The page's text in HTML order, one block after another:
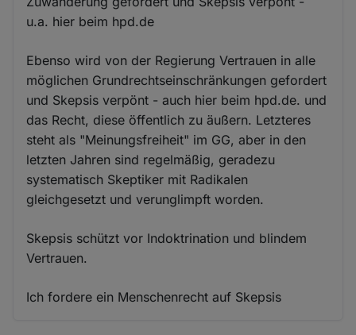
u.a. hier beim hpd.de
Ebenso wird von der Regierung Vertrauen in alle
möglichen Grundrechtseinschränkungen gefordert
und Skepsis verpönt - auch hier beim hpd.de. und
das Recht, diese öffentlich zu äußern. Letzteres
steht als "Meinungsfreiheit" im GG, aber in den
letzten Jahren sind regelmäßig, geradezu
systematisch Skeptiker mit Radikalen
gleichgesetzt und verunglimpft worden.
Skepsis schützt vor Indoktrination und blindem
Vertrauen.
Ich fordere ein Menschenrecht auf Skepsis